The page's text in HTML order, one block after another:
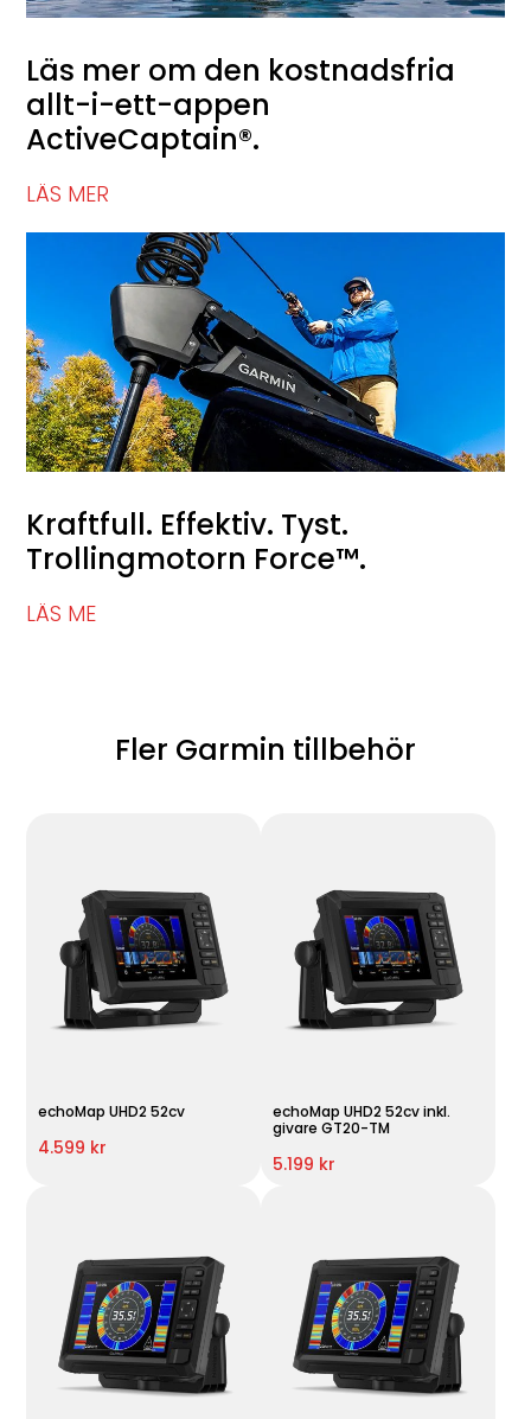
Läs mer om den kostnadsfria
allt-i-ett-appen
ActiveCaptain®.
LÄS MER
Kraftfull. Effektiv. Tyst.
Trollingmotorn Force™.
LÄS ME
Fler Garmin tillbehör
echoMap UHD2 52cv
4.599 kr
echoMap UHD2 52cv inkl.
givare GT20-TM
5.199 kr